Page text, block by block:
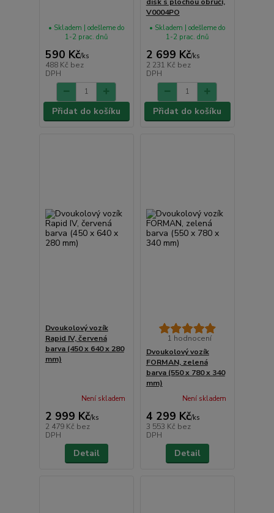
590 Kč/ks
488 Kč bez
DPH
• Skladem | odešleme do
1-2 prac. dnů
Přidat do košíku
disk s plochou obručí,
V0004PO
2 699 Kč/ks
2 231 Kč bez
DPH
• Skladem | odešleme do
1-2 prac. dnů
Přidat do košíku
Dvoukolový vozík
Rapid IV, červená
barva (450 x 640 x 280
mm)
2 999 Kč/ks
2 479 Kč bez
DPH
Není skladem
Detail
1 hodnocení
Dvoukolový vozík
FORMAN, zelená
barva (550 x 780 x 340
mm)
4 299 Kč/ks
3 553 Kč bez
DPH
Není skladem
Detail